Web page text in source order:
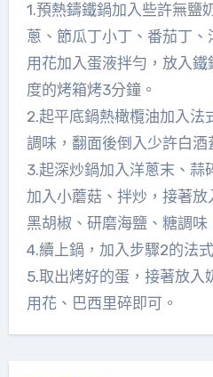
1.預熱鑄鐵鍋加入些許無鹽
蔥、節瓜丁小丁、番茄丁
用花加入蛋液拌勻，放入
度的烤箱烤3分鐘。
2.起平底鍋熱橄欖油加入法
調味，翻面後倒入少許白酒
3.起深炒鍋加入洋蔥末、蒜
加入小蘑菇、拌炒，接著
黑胡椒、研磨海鹽、糖調味
4.續上鍋，加入步驟2的法
5.取出烤好的蛋，接著放入
用花、巴西里碎即可。